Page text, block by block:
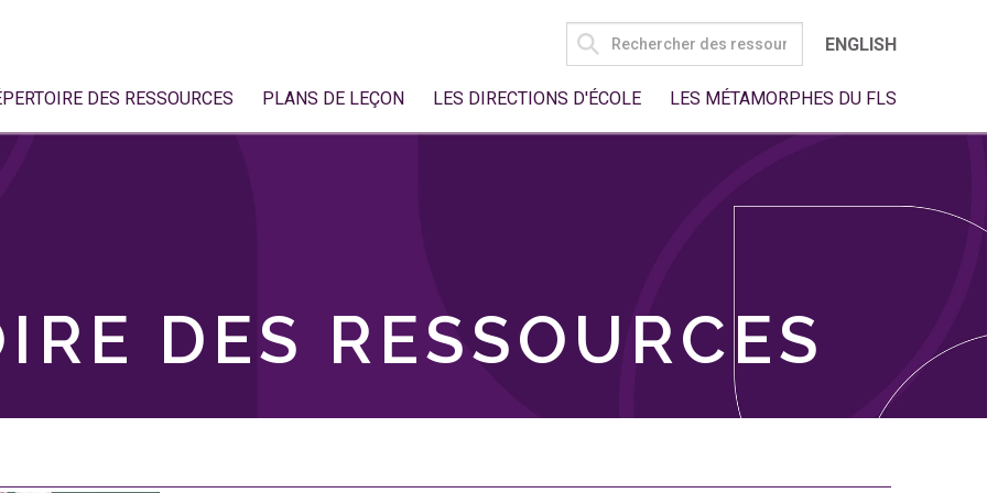
SEARCH
FOR:
ENGLISH
DES RESSOURCES PLANS DE LEÇON LES DIRECTIONS D'ÉCOLE LES MÉTAMORPHES DU FLS
DES RESSOURCES